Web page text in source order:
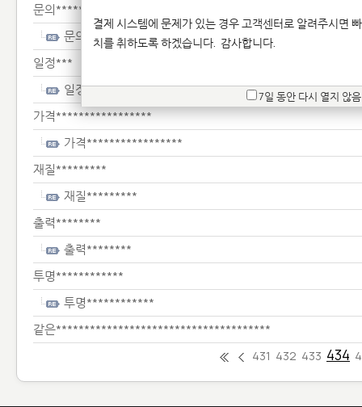
문의*****
문의*****
일정***
일정***
가격*****************
가격*****************
재질*********
재질*********
출력********
출력********
투명************
투명************
같은**************************************
431 432 433 434
결제 시스템에 문제가 있는 경우 고객센터로 알려주시면
치를 취하도록 하겠습니다. 감사합니다.
7일 동안 다시 열지 않음